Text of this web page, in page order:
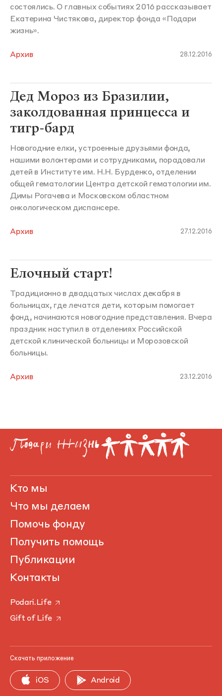
состоялись. О главных событиях 2016 рассказывает
Екатерина Чистякова, директор фонда «Подари
жизнь».
Архив 28.12.2016
Дед Мороз из Бразилии,
заколдованная принцесса и
тигр-бард
Новогодние елки, устроенные друзьями фонда,
нашими волонтерами и сотрудниками, порадовали
детей в Институте им. Н.Н. Бурденко, отделении
общей гематологии Центра детской гематологии им.
Димы Рогачева и Московском областном
онкологическом диспансере.
Архив 27.12.2016
Елочный старт!
Традиционно в двадцатых числах декабря в
больницах, где лечатся дети, которым помогает
фонд, начинаются новогодние представления. Вчера
праздник наступил в отделениях Российской
детской клинической больницы и Морозовской
больницы.
Архив 23.12.2016
Кто мы
Что мы делаем
Помочь фонду
Получить помощь
Публикации
Контакты
Podari.Life
Gift of Life
Скачать приложение
iOS Android